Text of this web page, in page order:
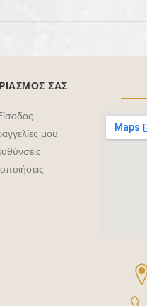
ΣΑΣ
μου